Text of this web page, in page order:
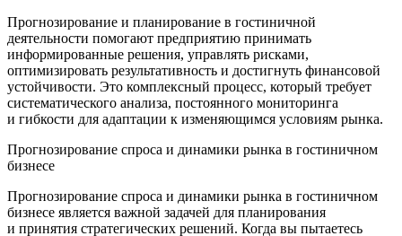
Прогнозирование и планирование в гостиничной
деятельности помогают предприятию принимать
информированные решения, управлять рисками,
оптимизировать результативность и достигнуть финансовой
устойчивости. Это комплексный процесс, который требует
систематического анализа, постоянного мониторинга
и гибкости для адаптации к изменяющимся условиям рынка.
Прогнозирование спроса и динамики рынка в гостиничном
бизнесе
Прогнозирование спроса и динамики рынка в гостиничном
бизнесе является важной задачей для планирования
и принятия стратегических решений. Когда вы пытаетесь